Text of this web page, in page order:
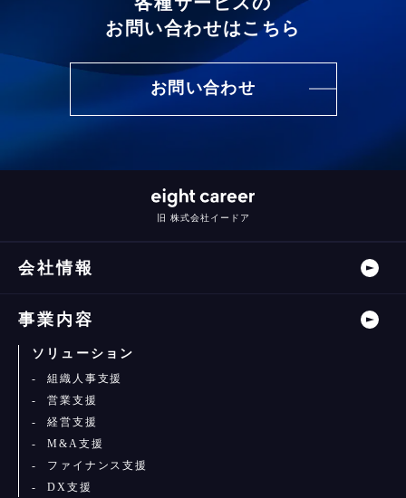
お問い合わせはこちら
お問い合わせ
旧 株式会社イードア
会社情報
事業内容
ソリューション
組織人事支援
営業支援
経営支援
M&A支援
ファイナンス支援
DX支援